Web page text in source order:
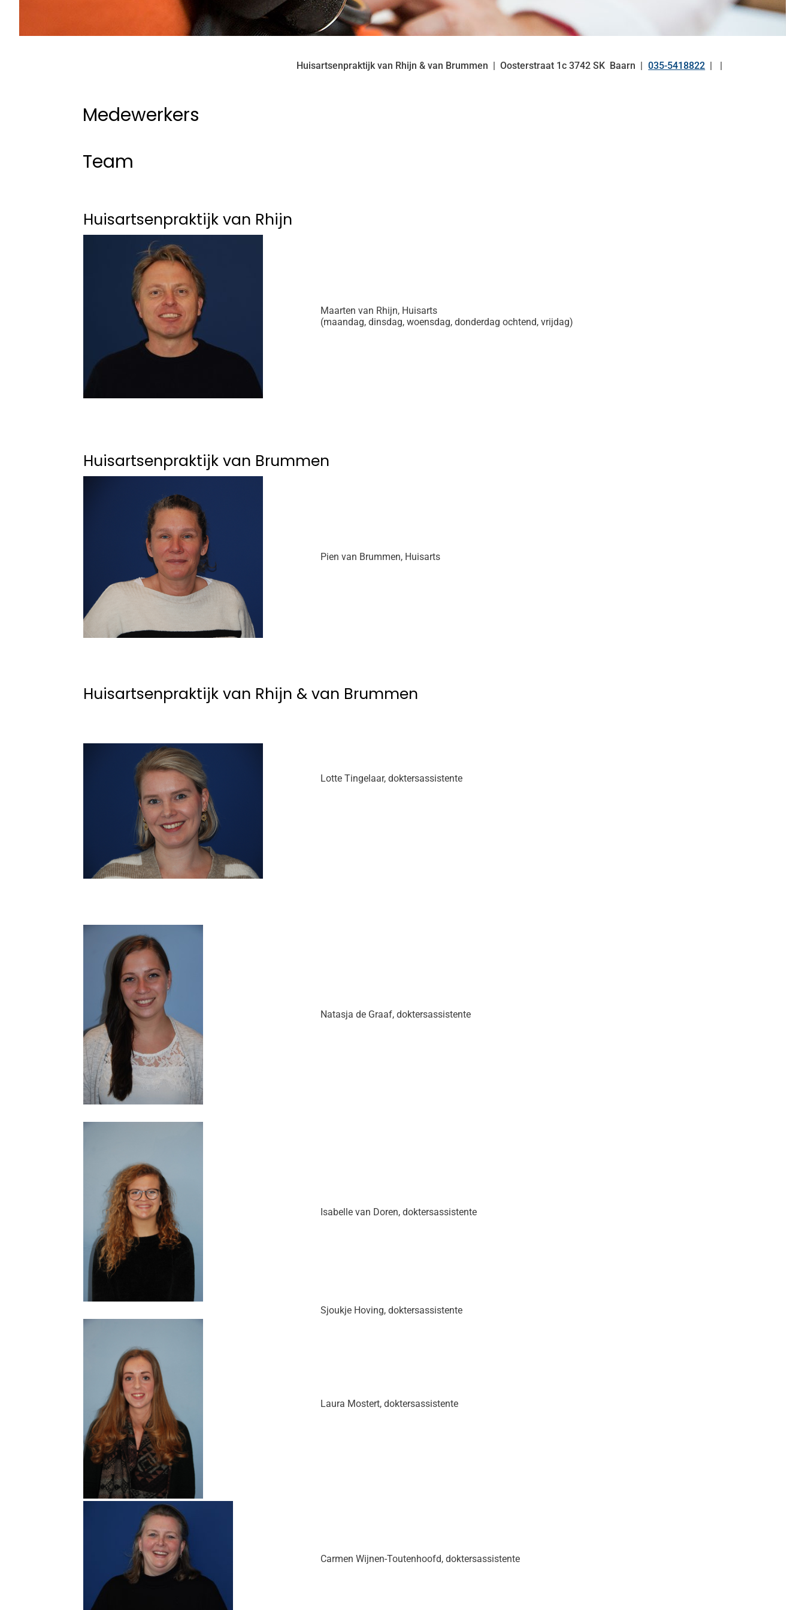
Huisartsenpraktijk van Rhijn & van Brummen Oosterstraat 1c 3742 SK Baarn Tel:
035-5418822
Medewerkers
Team
Huisartsenpraktijk van Rhijn
Maarten van Rhijn, Huisarts
(maandag, dinsdag, woensdag, donderdag ochtend, vrijdag)
Huisartsenpraktijk van Brummen
Pien van Brummen, Huisarts
Huisartsenpraktijk van Rhijn & van Brummen
Lotte Tingelaar, doktersassistente
Natasja de Graaf, doktersassistente
Isabelle van Doren, doktersassistente
Sjoukje Hoving, doktersassistente
Laura Mostert, doktersassistente
Carmen Wijnen-Toutenhoofd, doktersassistente